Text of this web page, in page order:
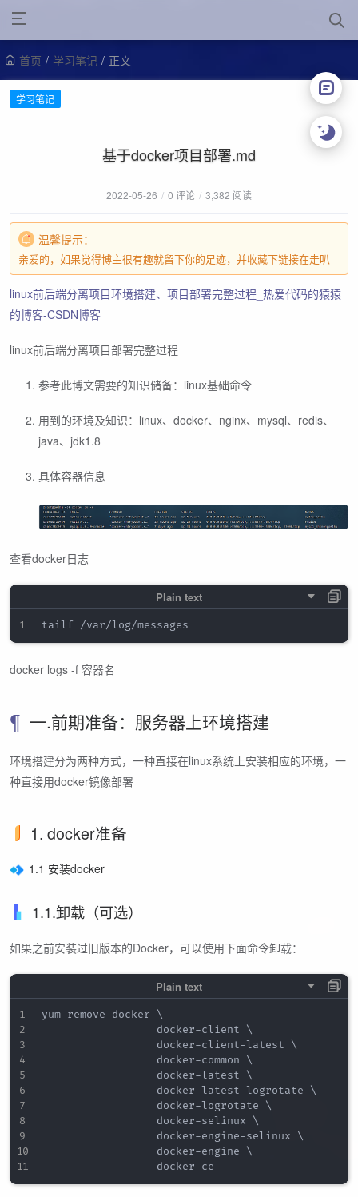
首页 / 学习笔记 / 正文
学习笔记
基于docker项目部署.md
2022-05-26 / 0 评论 / 3,382 阅读
温馨提示：
亲爱的，如果觉得博主很有趣就留下你的足迹，并收藏下链接在走叭
linux前后端分离项目环境搭建、项目部署完整过程_热爱代码的猿猿
的博客-CSDN博客
linux前后端分离项目部署完整过程
参考此博文需要的知识储备：linux基础命令
用到的环境及知识：linux、docker、nginx、mysql、redis、
java、jdk1.8
具体容器信息
查看docker日志
docker logs -f 容器名
一.前期准备：服务器上环境搭建
环境搭建分为两种方式，一种直接在linux系统上安装相应的环境，一
种直接用docker镜像部署
1. docker准备
1.1 安装docker
1.1.卸载（可选）
如果之前安装过旧版本的Docker，可以使用下面命令卸载：
yum remove docker \
                  docker-client \
                  docker-client-latest \
                  docker-common \
                  docker-latest \
                  docker-latest-logrotate \
                  docker-logrotate \
                  docker-selinux \
                  docker-engine-selinux \
                  docker-engine \